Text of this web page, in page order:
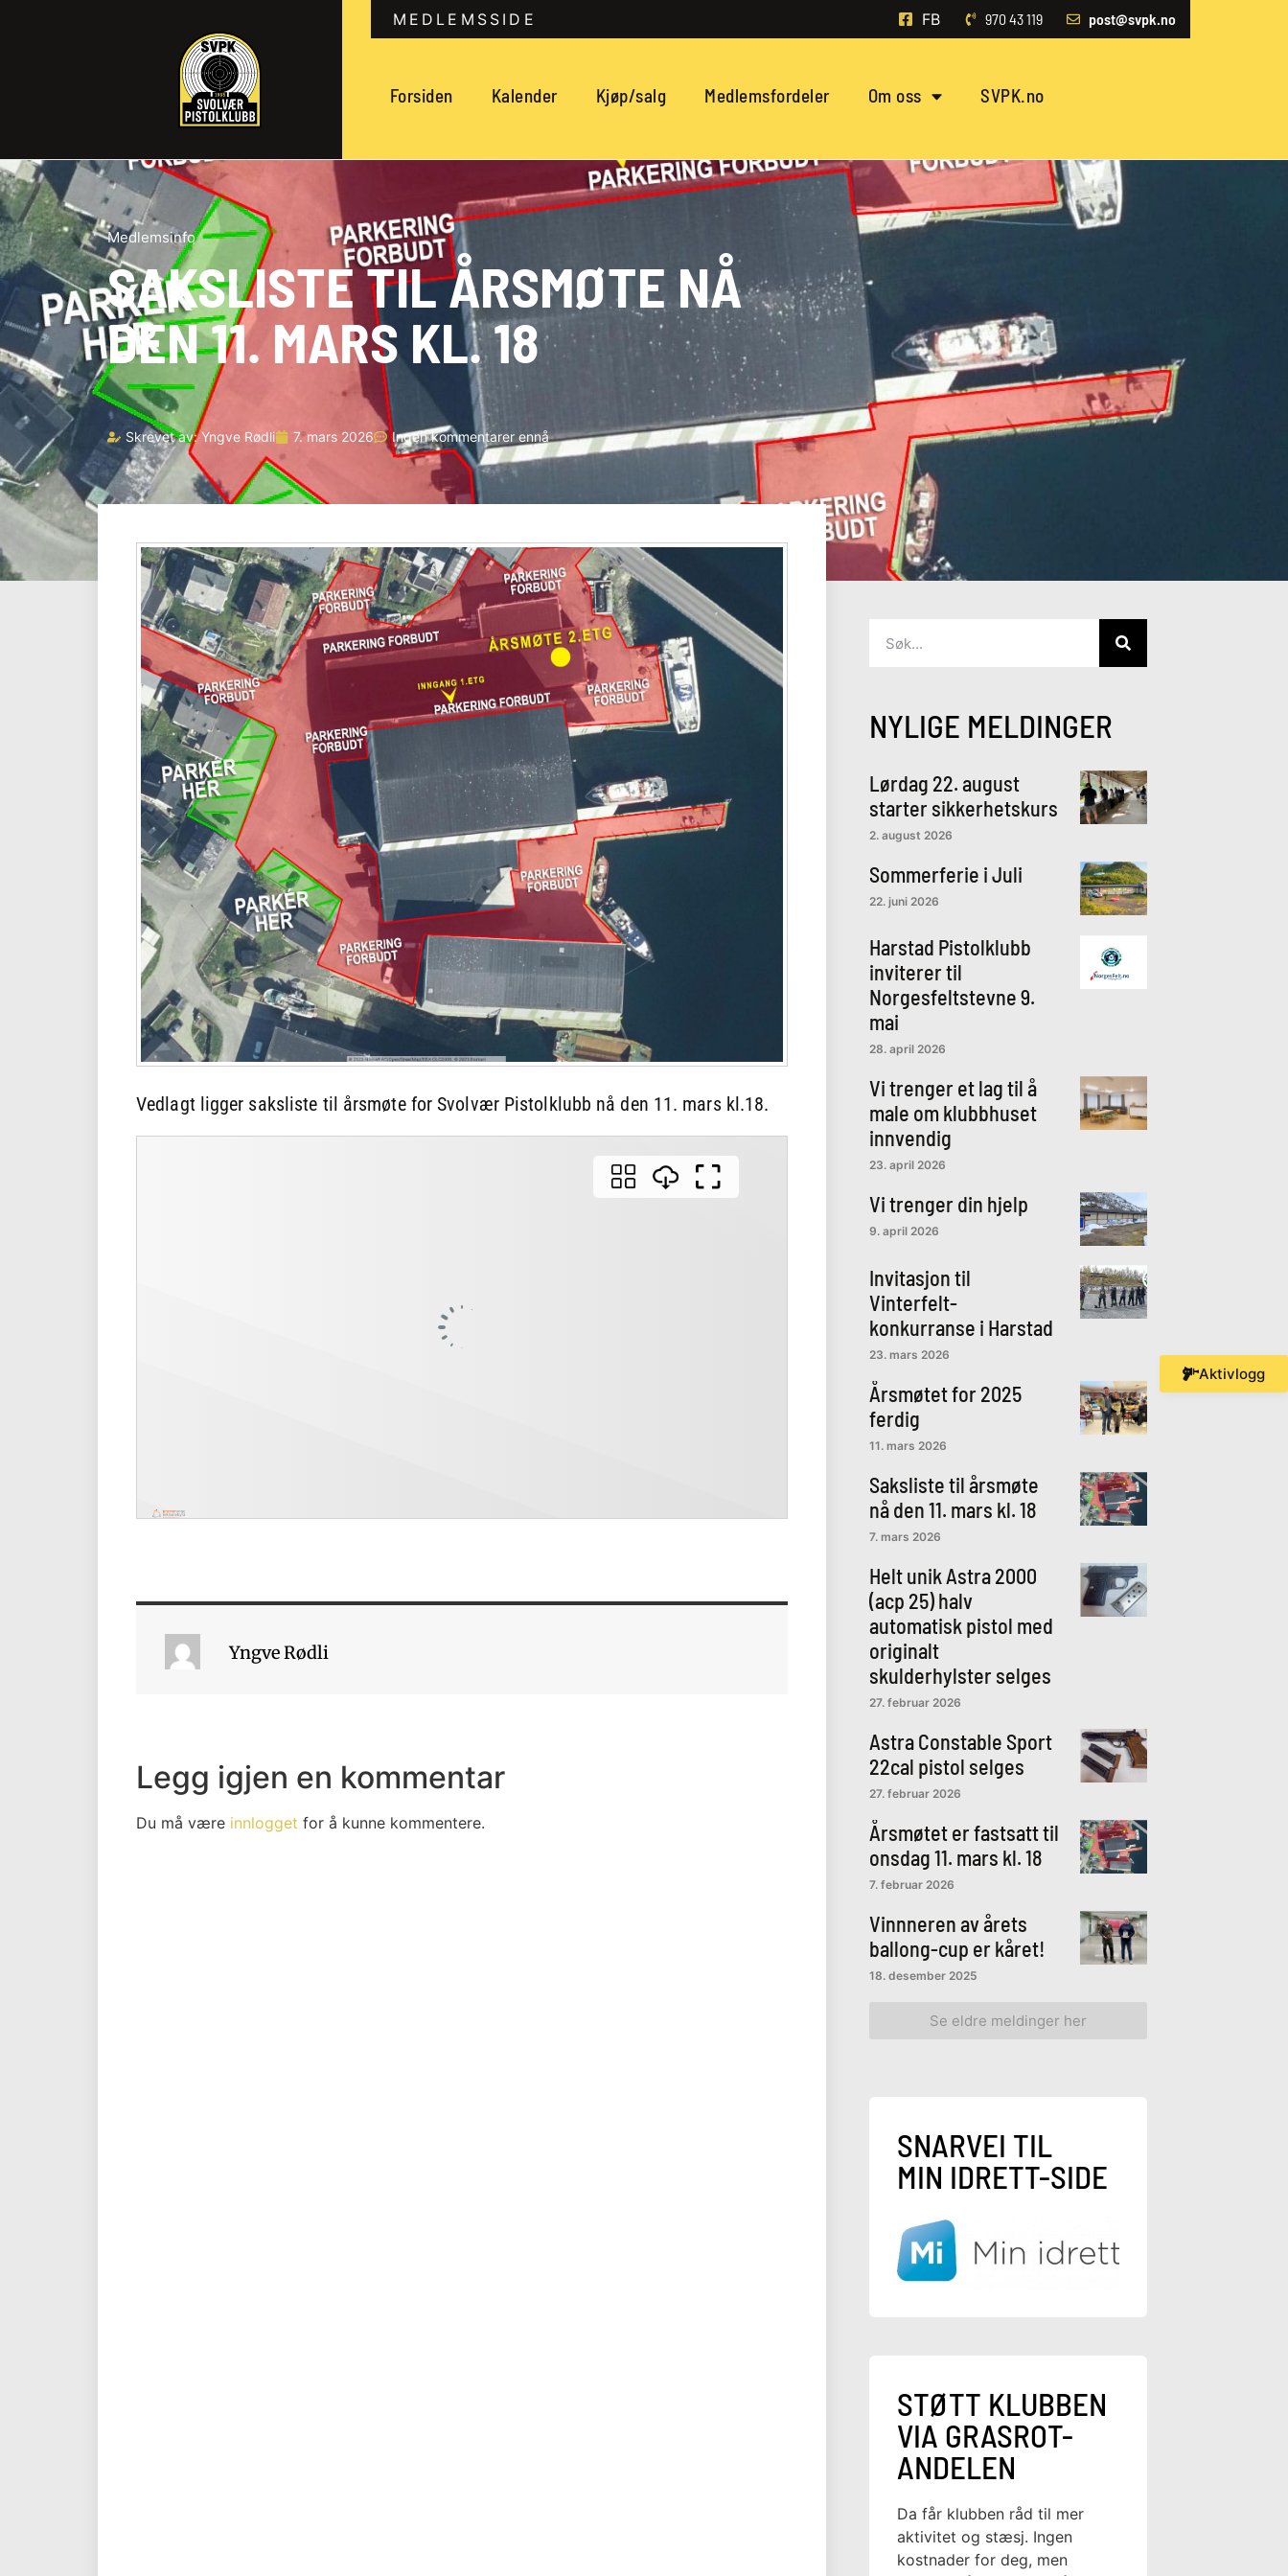
MEDLEMSSIDE FB 970 43 119‬ post@svpk.no
Forsiden Kalender Kjøp/salg Medlemsfordeler Om oss SVPK.no
Aktivlogg
Medlemsinfo
SAKSLISTE TIL ÅRSMØTE NÅ
DEN 11. MARS KL. 18
Skrevet av:Yngve Rødli 7. mars 2026 Ingen kommentarer ennå
Vedlagt ligger saksliste til årsmøte for Svolvær Pistolklubb nå den 11. mars kl.18.
Yngve Rødli
Legg igjen en kommentar
Du må være innlogget for å kunne kommentere.
NYLIGE MELDINGER
Lørdag 22. august
starter sikkerhetskurs
2. august 2026
Sommerferie i Juli
22. juni 2026
Harstad Pistolklubb
inviterer til
Norgesfeltstevne 9.
mai
28. april 2026
Vi trenger et lag til å
male om klubbhuset
innvendig
23. april 2026
Vi trenger din hjelp
9. april 2026
Invitasjon til
Vinterfelt-
konkurranse i Harstad
23. mars 2026
Årsmøtet for 2025
ferdig
11. mars 2026
Saksliste til årsmøte
nå den 11. mars kl. 18
7. mars 2026
Helt unik Astra 2000
(acp 25) halv
automatisk pistol med
originalt
skulderhylster selges
27. februar 2026
Astra Constable Sport
22cal pistol selges
27. februar 2026
Årsmøtet er fastsatt til
onsdag 11. mars kl. 18
7. februar 2026
Vinnneren av årets
ballong-cup er kåret!
18. desember 2025
Se eldre meldinger her
SNARVEI TIL
MIN IDRETT-SIDE
STØTT KLUBBEN
VIA GRASROT-
ANDELEN
Da får klubben råd til mer
aktivitet og stæsj. Ingen
kostnader for deg, men